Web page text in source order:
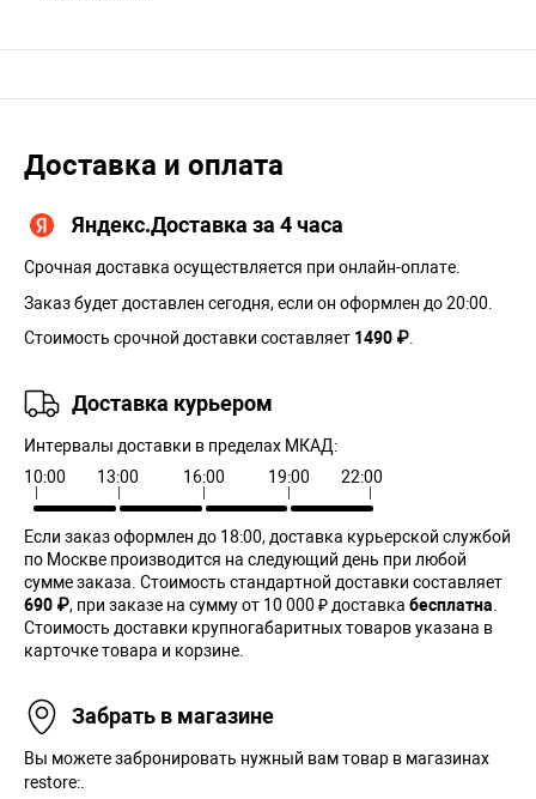
Доставка и оплата
Яндекс.Доставка за 4 часа
Срочная доставка осуществляется при онлайн-оплате.
Заказ будет доставлен сегодня, если он оформлен до 20:00.
Стоимость срочной доставки составляет 1490 ₽
Доставка курьером
Интервалы доставки в пределах МКАД:
10:00
13:00 16:00 19:00 22:00
Если заказ оформлен до 18:00, доставка курьерской службой
по Москве производится на следующий день при любой
сумме заказа. Cтоимость стандартной доставки составляет
690 ₽, при заказе на сумму от 10 000 ₽ доставка бесплатна
Стоимость доставки крупногабаритных товаров указана в
карточке товара и корзине.
Забрать в магазине
Вы можете забронировать нужный вам товар в магазинах
restore:.